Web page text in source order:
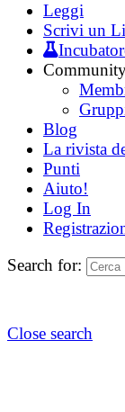
Leggi
Scrivi un
Blog
La rivista
Punti
Aiuto!
Log In
Search for:
Close search